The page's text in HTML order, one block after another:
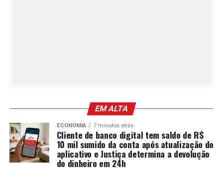
EM ALTA
ECONOMIA 7 minutos atrás
Cliente de banco digital tem saldo de R$
10 mil sumido da conta após atualização do
aplicativo e Justiça determina a devolução
do dinheiro em 24h